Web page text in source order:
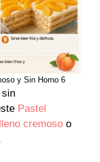
y Sin Horno 6
Pastel
cremoso o